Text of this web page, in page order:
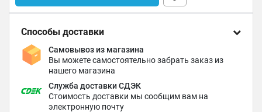
Способы доставки
Самовывоз из магазина
Вы можете самостоятельно забрать заказ из
нашего магазина
Служба доставки СДЭК
Стоимость доставки мы сообщим вам на
электронную почту